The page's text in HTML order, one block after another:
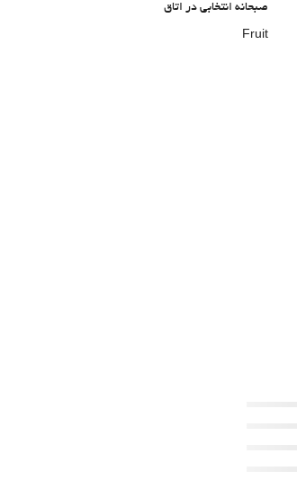
صبحانه انتخابی در اتاق
Fruit